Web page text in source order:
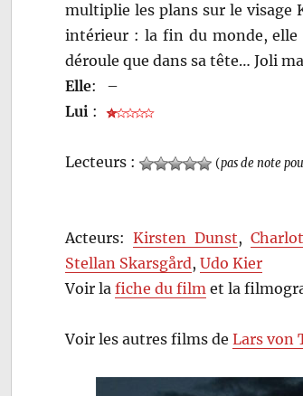
multiplie les plans sur le visage
intérieur : la fin du monde, elle
déroule que dans sa tête… Joli
Elle:
–
Lui :
Lecteurs : (pas de note
Acteurs:Kirsten Dunst,
Stellan Skarsgård,Udo Kier
Voir lafiche du film et la
Voir les autres films deLars von